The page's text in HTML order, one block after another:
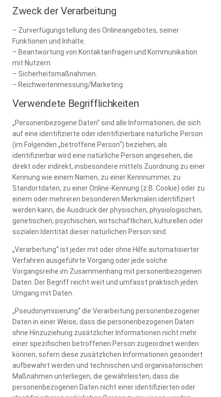
Zweck der Verarbeitung
– Zurverfügungstellung des Onlineangebotes, seiner
Funktionen und Inhalte.
– Beantwortung von Kontaktanfragen und Kommunikation
mit Nutzern.
– Sicherheitsmaßnahmen.
– Reichweitenmessung/Marketing
Verwendete Begrifflichkeiten
„Personenbezogene Daten“ sind alle Informationen, die sich
auf eine identifizierte oder identifizierbare natürliche Person
(im Folgenden „betroffene Person“) beziehen; als
identifizierbar wird eine natürliche Person angesehen, die
direkt oder indirekt, insbesondere mittels Zuordnung zu einer
Kennung wie einem Namen, zu einer Kennnummer, zu
Standortdaten, zu einer Online-Kennung (z.B. Cookie) oder zu
einem oder mehreren besonderen Merkmalen identifiziert
werden kann, die Ausdruck der physischen, physiologischen,
genetischen, psychischen, wirtschaftlichen, kulturellen oder
sozialen Identität dieser natürlichen Person sind.
„Verarbeitung“ ist jeder mit oder ohne Hilfe automatisierter
Verfahren ausgeführte Vorgang oder jede solche
Vorgangsreihe im Zusammenhang mit personenbezogenen
Daten. Der Begriff reicht weit und umfasst praktisch jeden
Umgang mit Daten.
„Pseudonymisierung“ die Verarbeitung personenbezogener
Daten in einer Weise, dass die personenbezogenen Daten
ohne Hinzuziehung zusätzlicher Informationen nicht mehr
einer spezifischen betroffenen Person zugeordnet werden
können, sofern diese zusätzlichen Informationen gesondert
aufbewahrt werden und technischen und organisatorischen
Maßnahmen unterliegen, die gewährleisten, dass die
personenbezogenen Daten nicht einer identifizierten oder